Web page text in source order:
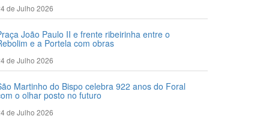
de Julho 2026
João Paulo II e frente ribeirinha entre o
e a Portela com obras
de Julho 2026
Martinho do Bispo celebra 922 anos do Foral
o olhar posto no futuro
de Julho 2026